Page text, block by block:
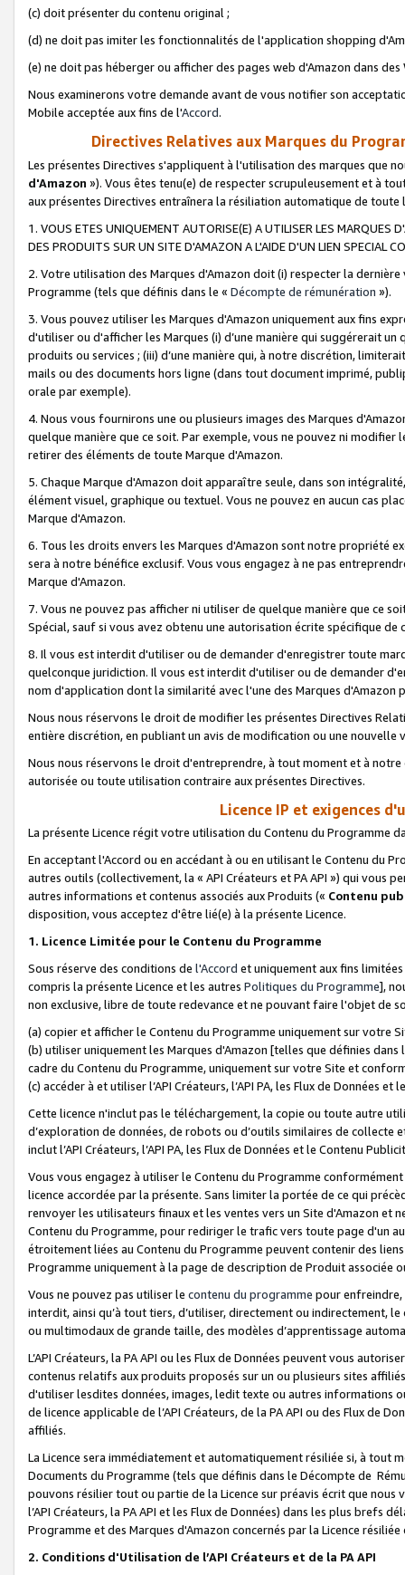
(c) doit présenter du contenu original ;
(d) ne doit pas imiter les fonctionnalités de l'application shopping
(e) ne doit pas héberger ou afficher des pages web d'Amazon dans
Nous examinerons votre demande avant de vous notifier son
Mobile acceptée aux fins de l'Accord.
Directives Relatives aux Marques du
Les présentes Directives s'appliquent à l'utilisation des marques que
d'Amazon »). Vous êtes tenu(e) de respecter scrupuleusement et à
aux présentes Directives entraînera la résiliation automatique de
1. VOUS ETES UNIQUEMENT AUTORISE(E) A UTILISER LES MARQUES
DES PRODUITS SUR UN SITE D'AMAZON A L'AIDE D'UN LIEN SPECIAL
2. Votre utilisation des Marques d'Amazon doit (i) respecter la
Programme (tels que définis dans le « Décompte de rémunération »).
3. Vous pouvez utiliser les Marques d'Amazon uniquement aux fins
d'utiliser ou d'afficher les Marques (i) d’une manière qui suggérerait
produits ou services ; (iii) d’une manière qui, à notre discrétion,
mails ou des documents hors ligne (dans tout document imprimé,
orale par exemple).
4. Nous vous fournirons une ou plusieurs images des Marques
quelque manière que ce soit. Par exemple, vous ne pouvez ni
retirer des éléments de toute Marque d'Amazon.
5. Chaque Marque d'Amazon doit apparaître seule, dans son
élément visuel, graphique ou textuel. Vous ne pouvez en aucun cas
Marque d'Amazon.
6. Tous les droits envers les Marques d'Amazon sont notre propriété
sera à notre bénéfice exclusif. Vous vous engagez à ne pas
Marque d'Amazon.
7. Vous ne pouvez pas afficher ni utiliser de quelque manière que ce
Spécial, sauf si vous avez obtenu une autorisation écrite spécifique de
8. Il vous est interdit d'utiliser ou de demander d'enregistrer toute
quelconque juridiction. Il vous est interdit d'utiliser ou de demander
nom d'application dont la similarité avec l'une des Marques
Nous nous réservons le droit de modifier les présentes Directives
entière discrétion, en publiant un avis de modification ou une nouvelle
Nous nous réservons le droit d'entreprendre, à tout moment et à
autorisée ou toute utilisation contraire aux présentes Directives.
Licence IP et exigences
La présente Licence régit votre utilisation du Contenu du Programme
En acceptant l'Accord ou en accédant à ou en utilisant le Contenu du
autres outils (collectivement, la « API Créateurs et PA API ») qui vous
autres informations et contenus associés aux Produits (« Contenu
disposition, vous acceptez d'être lié(e) à la présente Licence.
1. Licence Limitée pour le Contenu du Programme
Sous réserve des conditions de l'Accord et uniquement aux fins
compris la présente Licence et les autres Politiques du Programme],
non exclusive, libre de toute redevance et ne pouvant faire l'objet de
(a) copier et afficher le Contenu du Programme uniquement sur votre
(b) utiliser uniquement les Marques d'Amazon [telles que définies dans
cadre du Contenu du Programme, uniquement sur votre Site et
(c) accéder à et utiliser l’API Créateurs, l’API PA, les Flux de Données
Cette licence n'inclut pas le téléchargement, la copie ou toute autre
d’exploration de données, de robots ou d’outils similaires de
inclut l’API Créateurs, l’API PA, les Flux de Données et le Contenu
Vous vous engagez à utiliser le Contenu du Programme
licence accordée par la présente. Sans limiter la portée de ce qui
renvoyer les utilisateurs finaux et les ventes vers un Site d'Amazon et
Contenu du Programme, pour rediriger le trafic vers toute page d'un
étroitement liées au Contenu du Programme peuvent contenir des
Programme uniquement à la page de description de Produit associée
Vous ne pouvez pas utiliser le contenu du programme pour
interdit, ainsi qu’à tout tiers, d’utiliser, directement ou indirectement,
ou multimodaux de grande taille, des modèles d’apprentissage
L’API Créateurs, la PA API ou les Flux de Données peuvent vous
contenus relatifs aux produits proposés sur un ou plusieurs sites
d'utiliser lesdites données, images, ledit texte ou autres informations
de licence applicable de l’API Créateurs, de la PA API ou des Flux de
affiliés.
La Licence sera immédiatement et automatiquement résiliée si, à
Documents du Programme (tels que définis dans le Décompte de
pouvons résilier tout ou partie de la Licence sur préavis écrit que
l’API Créateurs, la PA API et les Flux de Données) dans les plus
Programme et des Marques d'Amazon concernés par la Licence
2. Conditions d'Utilisation de l’API Créateurs et de la PA API